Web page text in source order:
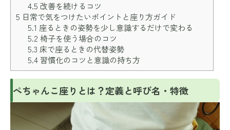
4.5 改善を続けるコツ
5 日常で気をつけたいポイントと座り方ガイド
5.1 座るときの姿勢を少し意識するだけで変わる
5.2 椅子を使う場合のコツ
5.3 床で座るときの代替姿勢
5.4習慣化のコツと意識の持ち方
ぺちゃんこ座りとは？定義と呼び名・特徴